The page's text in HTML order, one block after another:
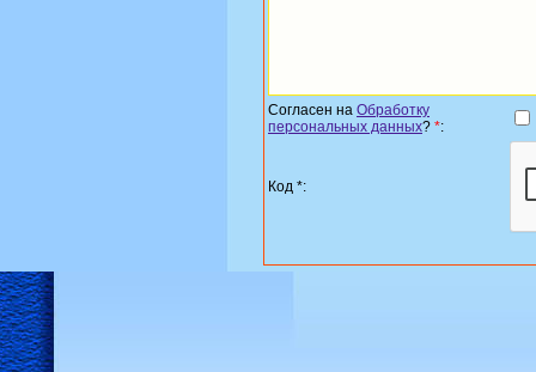
Согласен на Обработку
персональных данных? *:
Код *: